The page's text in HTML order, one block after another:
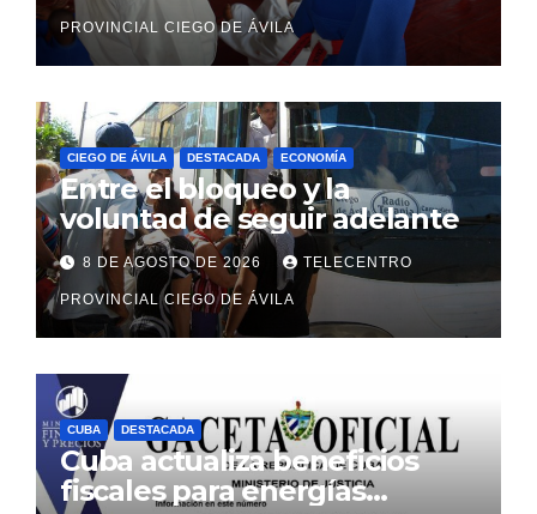
PROVINCIAL CIEGO DE ÁVILA
CIEGO DE ÁVILA DESTACADA ECONOMÍA
Entre el bloqueo y la
voluntad de seguir adelante
8 DE AGOSTO DE 2026 TELECENTRO
PROVINCIAL CIEGO DE ÁVILA
CUBA DESTACADA
Cuba actualiza beneficios
fiscales para energías